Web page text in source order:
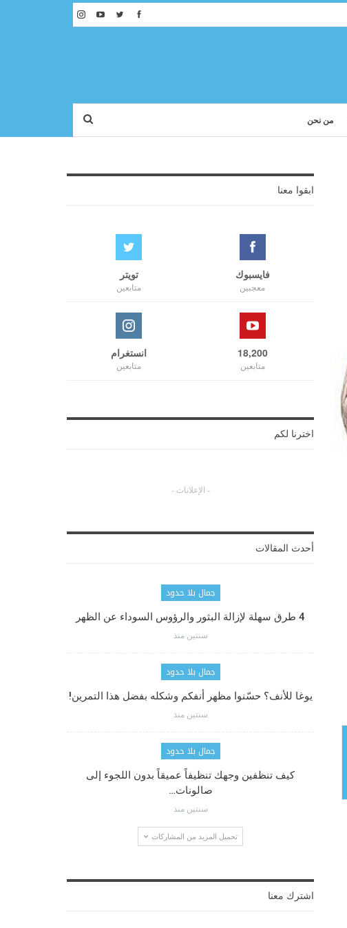
من نحن
ابقوا معنا
فايسبوك
معجبين
تويتر
متابعين
18,200
متابعين
انستغرام
متابعين
اخترنا لكم
- الإعلانات -
أحدث المقالات
جمال بلا حدود
4 طرق سهلة لإزالة البثور والرؤوس السوداء عن الظهر
سنتين منذ
جمال بلا حدود
يوغا للأنف؟ حسّنوا مظهر أنفكم وشكله بفضل هذا التمرين!
سنتين منذ
جمال بلا حدود
كيف تنظفين وجهك تنظيفاً عميقاً بدون اللجوء إلى
صالونات…
سنتين منذ
تحميل المزيد من المشاركات
اشترك معنا